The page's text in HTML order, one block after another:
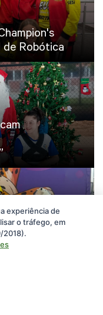
de Robótica
Pimenta
Robótica
experiência de
o tráfego, em
2018).